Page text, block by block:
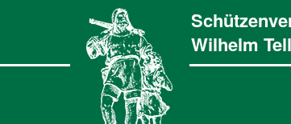
Wilhelm